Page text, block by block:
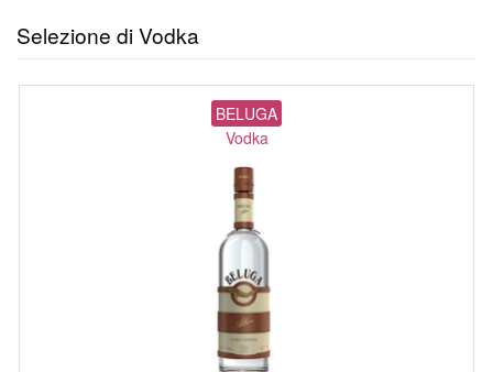
Selezione di Vodka
BELUGA
Vodka